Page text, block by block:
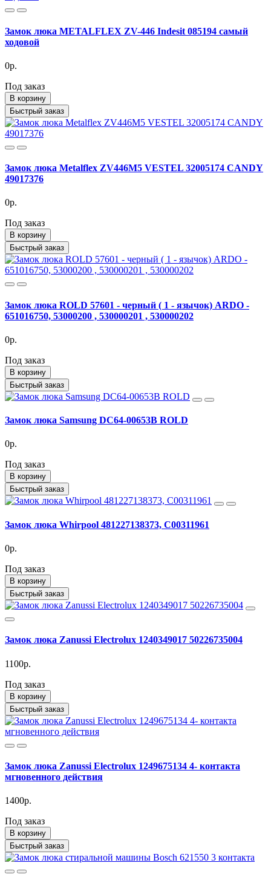
Замок люка METALFLEX ZV-446 Indesit 085194 самый
ходовой
0р.
Под заказ
В корзину
Быстрый заказ
Замок люка Metalflex ZV446M5 VESTEL 32005174 CANDY
49017376
0р.
Под заказ
В корзину
Быстрый заказ
Замок люка ROLD 57601 - черный ( 1 - язычок) ARDO -
651016750, 53000200 , 530000201 , 530000202
0р.
Под заказ
В корзину
Быстрый заказ
Замок люка Samsung DC64-00653B ROLD
0р.
Под заказ
В корзину
Быстрый заказ
Замок люка Whirpool 481227138373, C00311961
0р.
Под заказ
В корзину
Быстрый заказ
Замок люка Zanussi Electrolux 1240349017 50226735004
1100р.
Под заказ
В корзину
Быстрый заказ
Замок люка Zanussi Electrolux 1249675134 4- контакта
мгновенного действия
1400р.
Под заказ
В корзину
Быстрый заказ